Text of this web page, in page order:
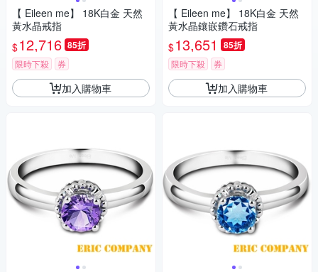
【 Eileen me】 18K白金 天然
黃水晶戒指
$12,716 85折
限時下殺 券
加入購物車
【 Eileen me】 18K白金 天然
黃水晶鑲嵌鑽石戒指
$13,651 85折
限時下殺 券
加入購物車